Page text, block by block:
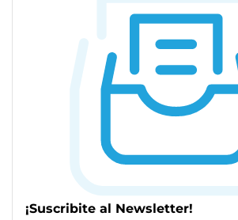
¡Suscribite al Newsletter!